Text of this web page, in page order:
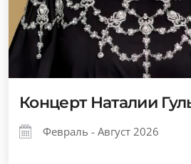
Концерт Наталии
Февраль - Август 2026